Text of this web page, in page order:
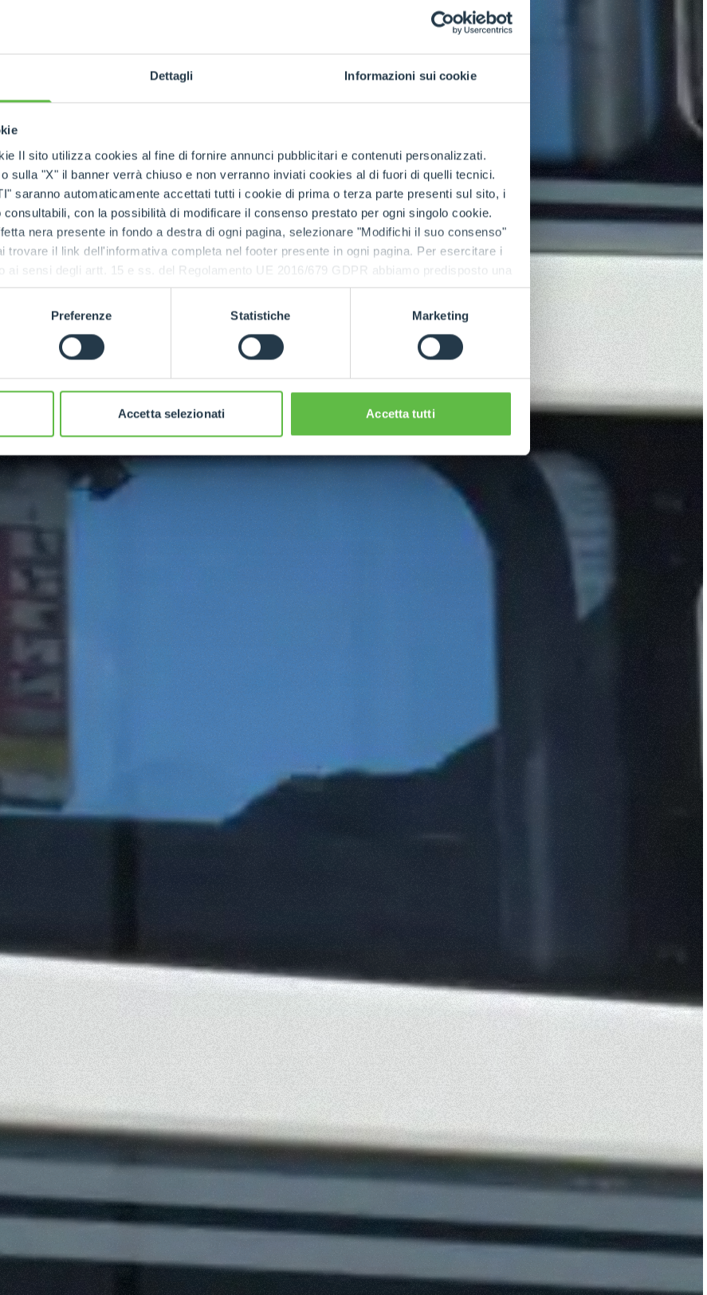
Dettagli Informazioni sui cookie
Il sito utilizza cookies al fine di fornire annunci pubblicitari e contenuti personalizzati.
sulla "X" il banner verrà chiuso e non verranno inviati cookies al di fuori di quelli tecnici.
saranno automaticamente accettati tutti i cookie di prima o terza parte presenti sul sito, i
con la possibilità di modificare il consenso prestato per ogni singolo cookie.
nera presente in fondo a destra di ogni pagina, selezionare "Modifichi il suo consenso"
trovare il link dell'informativa completa nel footer presente in ogni pagina. Per esercitare i
ai sensi degli artt. 15 e ss. del Regolamento UE 2016/679 GDPR abbiamo predisposto una
Preferenze Statistiche Marketing
Accetta selezionati Accetta tutti